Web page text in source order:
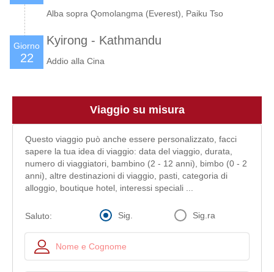
Alba sopra Qomolangma (Everest), Paiku Tso
Giorno
22
Kyirong - Kathmandu
Addio alla Cina
Viaggio su misura
Questo viaggio può anche essere personalizzato, facci
sapere la tua idea di viaggio: data del viaggio, durata,
numero di viaggiatori, bambino (2 - 12 anni), bimbo (0 - 2
anni), altre destinazioni di viaggio, pasti, categoria di
alloggio, boutique hotel, interessi speciali ...
Saluto: Sig. Sig.ra